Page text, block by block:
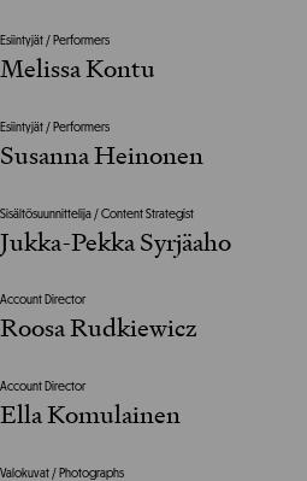
Esiintyjät / Performers
Melissa Kontu
Esiintyjät / Performers
Susanna Heinonen
Sisältösuunnittelija / Content Strategist
Jukka-Pekka Syrjäaho
Account Director
Roosa Rudkiewicz
Account Director
Ella Komulainen
Valokuvat / Photographs